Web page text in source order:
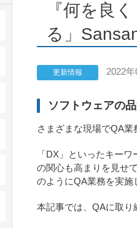
『何を良
る」
更新情報 2022
ソフトウェアの
さまざまな現場でQA
「DX」といったキー
の関心も高まりを見せ
のようにQA業務を実
本記事では、QAに取